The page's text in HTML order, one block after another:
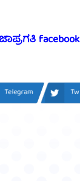
Telegram